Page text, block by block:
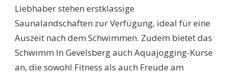
Liebhaber stehen erstklassige
Saunalandschaften zur Verfügung, ideal für eine
Auszeit nach dem Schwimmen. Zudem bietet das
Schwimm In Gevelsberg auch Aquajogging-Kurse
an, die sowohl Fitness als auch Freude am